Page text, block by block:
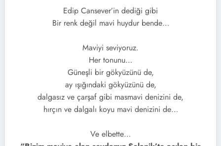
Edip Cansever’in dediği gibi
Bir renk değil mavi huydur bende…
Maviyi seviyoruz.
Her tonunu…
Güneşli bir gökyüzünü de,
ay ışığındaki gökyüzünü de,
dalgasız ve çarşaf gibi masmavi denizini de,
hırçın ve dalgalı koyu mavi denizini de…
Ve elbette…